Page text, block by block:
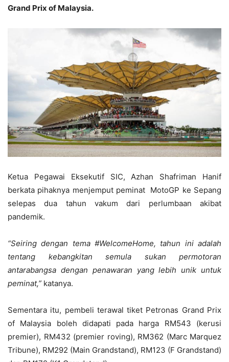
Grand Prix of Malaysia.
Ketua Pegawai Eksekutif SIC, Azhan Shafriman Hanif
berkata pihaknya menjemput peminat MotoGP ke Sepang
selepas dua tahun vakum dari perlumbaan akibat
pandemik.
“Seiring dengan tema #WelcomeHome, tahun ini adalah
tentang kebangkitan semula sukan permotoran
antarabangsa dengan penawaran yang lebih unik untuk
peminat,” katanya.
Sementara itu, pembeli terawal tiket Petronas Grand Prix
of Malaysia boleh didapati pada harga RM543 (kerusi
premier), RM432 (premier roving), RM362 (Marc Marquez
Tribune), RM292 (Main Grandstand), RM123 (F Grandstand)